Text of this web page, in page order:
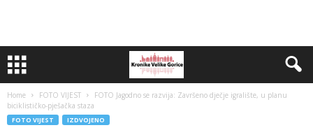
Home FOTO VIJEST
FOTO Jagodno se razvija: Završeno dječje igralište, u planu
biciklističko-pješačka staza
FOTO VIJEST IZDVOJENO